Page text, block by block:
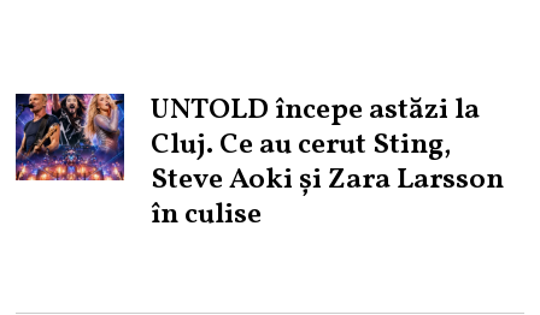
UNTOLD începe astăzi la
Cluj. Ce au cerut Sting,
Steve Aoki și Zara Larsson
în culise